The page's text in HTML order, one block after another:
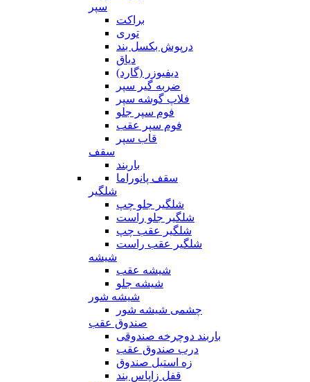
سپر
براکت
توری
درپوش بکسل بند
دیاق
دیفیوزر (گارد)
ضربه گیر سپر
فلاپ گوشه سپر
فوم سپر جلو
فوم سپر عقب
قاب سپر
سقف
باربند
سقف پانوراما
شلگیر
شلگیر جلو چپ
شلگیر جلو راست
شلگیر عقب چپ
شلگیر عقب راست
شیشه
شیشه عقب
شیشه جلو
شیشه شور
چشمی شیشه شور
صندوق عقب
باربند دوچرخه صندوقی
درب صندوق عقب
زه استیل صندوق
قفل زاپاس بند